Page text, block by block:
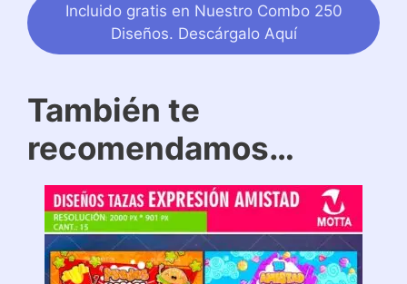
Incluido gratis en Nuestro Combo 250
Diseños. Descárgalo Aquí
También te
recomendamos…